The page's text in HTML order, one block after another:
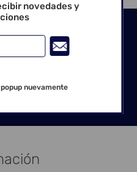
novedades y
nuevamente